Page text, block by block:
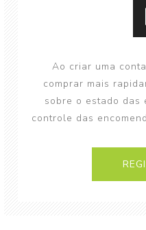
Ao criar uma
comprar mais
sobre o estado das
controle das